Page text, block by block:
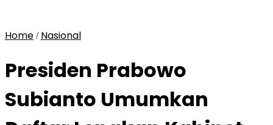
Home / Nasional
Presiden Prabowo
Subianto Umumkan